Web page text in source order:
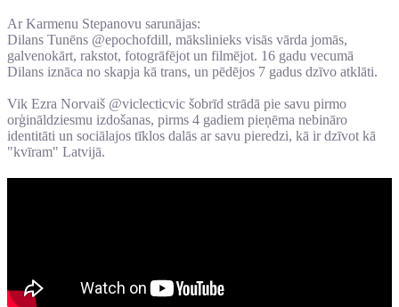
Ar Karmenu Stepanovu sarunājas:
Dilans Tunēns @epochofdill, mākslinieks visās vārda jomās,
galvenokārt, rakstot, fotogrāfējot un filmējot. 16 gadu vecumā
Dilans iznāca no skapja kā trans, un pēdējos 7 gadus dzīvo atklāti.
Vik Ezra Norvaiš @viclecticvic šobrīd strādā pie savu pirmo
orģināldziesmu izdošanas, pirms 4 gadiem pieņēma nebināro
identitāti un sociālajos tīklos dalās ar savu pieredzi, kā ir dzīvot kā
"kvīram" Latvijā.